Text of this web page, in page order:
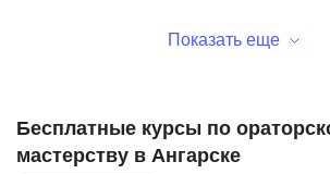
Показать еще
Бесплатные курсы по
мастерству в Ангарске